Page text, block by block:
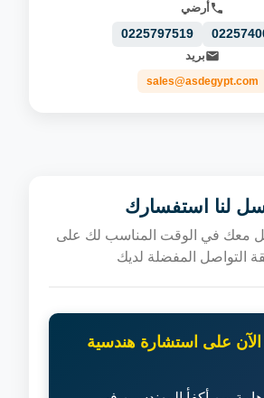
أرضي
0225797519
بريد
sales@asdegypt.com
لنا استفسارك
معك في الوقت المناسب لك على
التواصل المفضلة لديك
على استشارة هندسية